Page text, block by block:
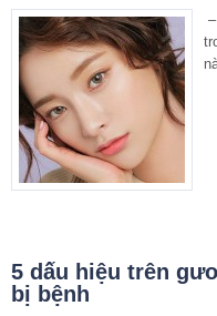
5 dấu hiệu trên
bị bệnh